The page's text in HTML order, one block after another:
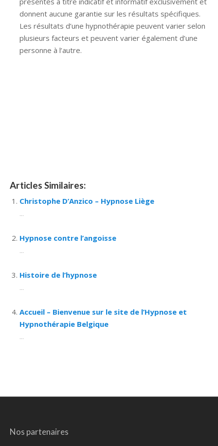
donnent aucune garantie sur les résultats spécifiques.
Les résultats d’une hypnothérapie peuvent varier selon
plusieurs facteurs et peuvent varier également d’une
personne à l’autre.
Articles Similaires:
Christophe D’Anzico – Hypnose Liège
...
Hypnose contre l’angoisse
...
Histoire de l’hypnose
...
Accueil – Bienvenue sur le site de l’Hypnose et
Hypnothérapie Belgique
...
Nos partenaires